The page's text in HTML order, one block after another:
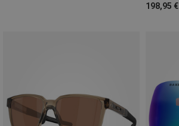
198,95 €